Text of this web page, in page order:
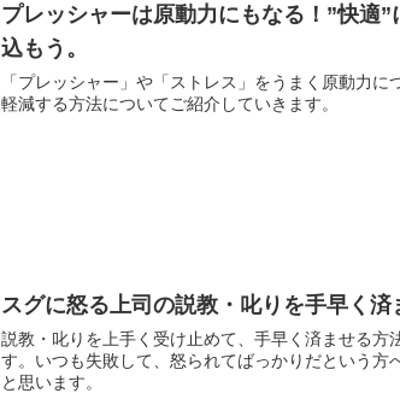
プレッシャーは原動力にもなる！”快適”
込もう。
「プレッシャー」や「ストレス」をうまく原動力に
軽減する方法についてご紹介していきます。
スグに怒る上司の説教・叱りを手早く済
説教・叱りを上手く受け止めて、手早く済ませる方
す。いつも失敗して、怒られてばっかりだという方
と思います。